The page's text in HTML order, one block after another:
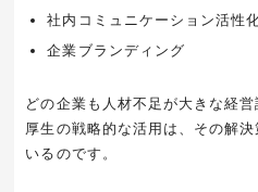
社内コミュニケーション活性
企業ブランディング
どの企業も人材不足が大きな経
厚生の戦略的な活用は、その解
いるのです。